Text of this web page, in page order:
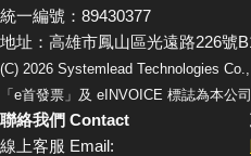
統一編號：89430377
地址：高雄市鳳山區光遠路226號
(C) 2026 Systemlead Technologies
「e首發票」及 eINVOICE 標誌為本公
聯絡我們 Contact
線上客服 Email: